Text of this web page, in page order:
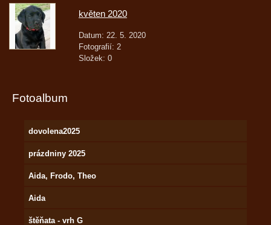
květen 2020
Datum: 22. 5. 2020
Fotografií: 2
Složek: 0
Fotoalbum
dovolena2025
prázdniny 2025
Aida, Frodo, Theo
Aida
štěňata - vrh G